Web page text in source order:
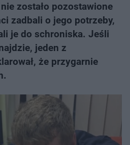
zostało pozostawione
zadbali o jego potrzeby,
je do schroniska. Jeśli
jeden z
że przygarnie